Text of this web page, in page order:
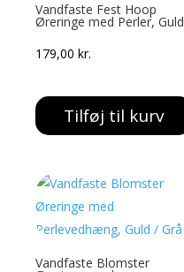
Vandfaste Fest Hoop
Øreringe med Perler, Guld
179,00kr.
Tilføj til kurv
Vandfaste Blomster